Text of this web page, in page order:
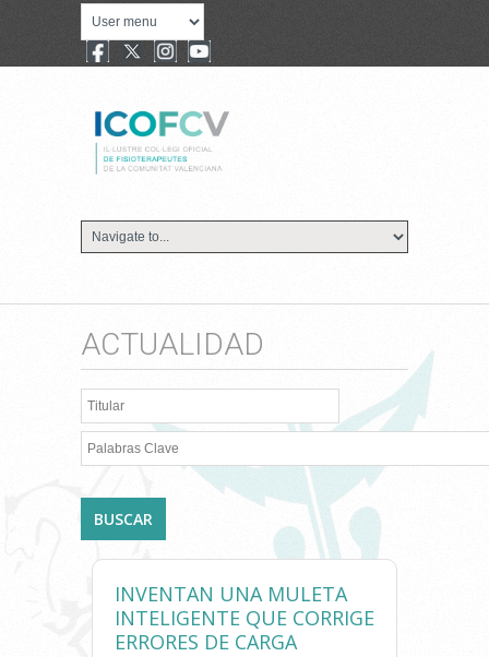
ACTUALIDAD
Titular
Palabras Clave
INVENTAN UNA MULETA
INTELIGENTE QUE CORRIGE
ERRORES DE CARGA